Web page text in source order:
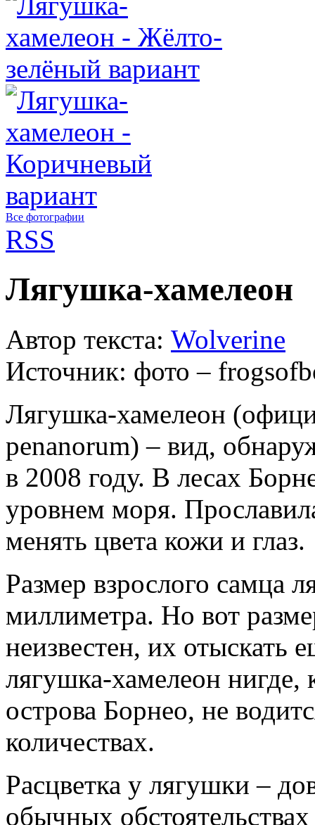
Все фотографии
RSS
Лягушка-хамелеон
Автор текста: Wolverine
Источник: фото –
Лягушка-хамелеон
penanorum) – вид,
в 2008 году. В лесах
уровнем моря.
менять цвета кожи и глаз.
Размер взрослого самца
миллиметра. Но вот
неизвестен, их отыскать
лягушка-хамелеон нигде,
острова Борнео, не
количествах.
Расцветка у лягушки –
обычных